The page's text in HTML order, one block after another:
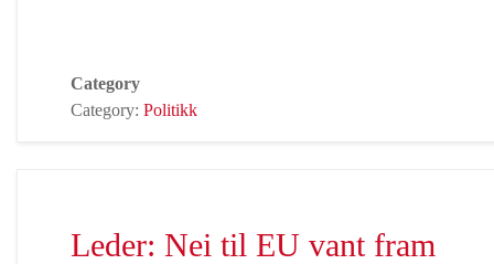
Category
Category: Politikk
Leder: Nei til EU vant fram